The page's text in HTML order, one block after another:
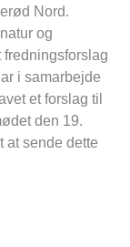
Nord.
og
i samarbejde
et forslag til
den 19.
at sende dette